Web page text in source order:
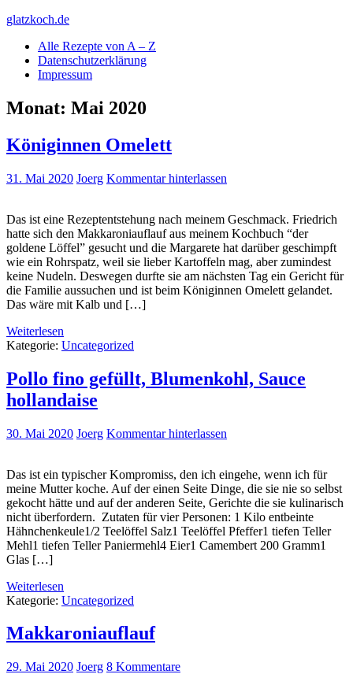
Skip
content
glatzkoch.de
Kochen für Doofe und Genießer
Alle Rezepte von A – Z
Datenschutzerklärung
Impressum
Monat: Mai 2020
Königinnen Omelett
31. Mai 2020 Joerg Kommentar hinterlassen
Das ist eine Rezeptentstehung nach meinem Geschmack. Friedrich
hatte sich den Makkaroniauflauf aus meinem Kochbuch “der
goldene Löffel” gesucht und die Margarete hat darüber geschimpft
wie ein Rohrspatz, weil sie lieber Kartoffeln mag, aber zumindest
keine Nudeln. Deswegen durfte sie am nächsten Tag ein Gericht für
die Familie aussuchen und ist beim Königinnen Omelett gelandet.
Das wäre mit Kalb und […]
Weiterlesen
Kategorie: Uncategorized
Pollo fino gefüllt, Blumenkohl, Sauce
hollandaise
30. Mai 2020 Joerg Kommentar hinterlassen
Das ist ein typischer Kompromiss, den ich eingehe, wenn ich für
meine Mutter koche. Auf der einen Seite Dinge, die sie nie so selbst
gekocht hätte und auf der anderen Seite, Gerichte die sie kulinarisch
nicht überfordern. Zutaten für vier Personen: 1 Kilo entbeinte
Hähnchenkeule1/2 Teelöffel Salz1 Teelöffel Pfeffer1 tiefen Teller
Mehl1 tiefen Teller Paniermehl4 Eier1 Camembert 200 Gramm1
Glas […]
Weiterlesen
Kategorie: Uncategorized
Makkaroniauflauf
29. Mai 2020 Joerg 8 Kommentare